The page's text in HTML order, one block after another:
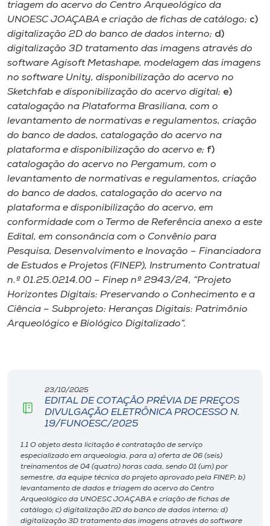
Rádio
Museu
Unoesc
Store
o idioma
A+
A-
triagem do acervo do Centro Arqueológico da
UNOESC JOAÇABA e criação de fichas de catálogo; c)
digitalização 2D do banco de dados interno; d)
digitalização 3D tratamento das imagens através do
software Agisoft Metashape, modelagem das imagens
no software Unity, disponibilização do acervo no
Sketchfab e disponibilização do acervo digital; e)
catalogação na Plataforma Brasiliana, com o
levantamento de normativas e regulamentos, criação
do banco de dados, catalogação do acervo na
plataforma e disponibilização do acervo e; f)
catalogação do acervo no Pergamum, com o
levantamento de normativas e regulamentos, criação
do banco de dados, catalogação do acervo na
plataforma e disponibilização do acervo, em
conformidade com o Termo de Referência anexo a este
Edital, em consonância com o Convênio para
Pesquisa, Desenvolvimento e Inovação – Financiadora
de Estudos e Projetos (FINEP), Instrumento Contratual
n.º 01.25.0214.00 – Finep nº 2943/24, “Projeto
Horizontes Digitais: Preservando o Conhecimento e a
Ciência – Subprojeto: Heranças Digitais: Patrimônio
Arqueológico e Biológico Digitalizado”.
23/10/2025
EDITAL DE COTAÇÃO PRÉVIA DE PREÇOS
DIVULGAÇÃO ELETRÔNICA PROCESSO N.
19/FUNOESC/2025
1.1 O objeto desta licitação é contratação de serviço
especializado em arqueologia, para a) oferta de 06 (seis)
treinamentos de 04 (quatro) horas cada, sendo 01 (um) por
semestre, da equipe técnica do projeto aprovado pela FINEP; b)
levantamento de dados e triagem do acervo do Centro
Arqueológico da UNOESC JOAÇABA e criação de fichas de
catálogo; c) digitalização 2D do banco de dados interno; d)
digitalização 3D tratamento das imagens através do software